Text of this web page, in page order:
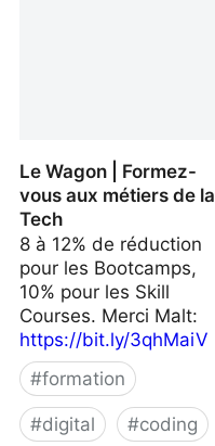
Le Wagon | Formez-
vous aux métiers de la
Tech
8 à 12% de réduction
pour les Bootcamps,
10% pour les Skill
Courses. Merci Malt:
https://bit.ly/3qhMaiV
#formation
#digital #coding